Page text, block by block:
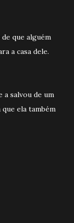
que alguém
a casa dele.
a salvou de um
ela também